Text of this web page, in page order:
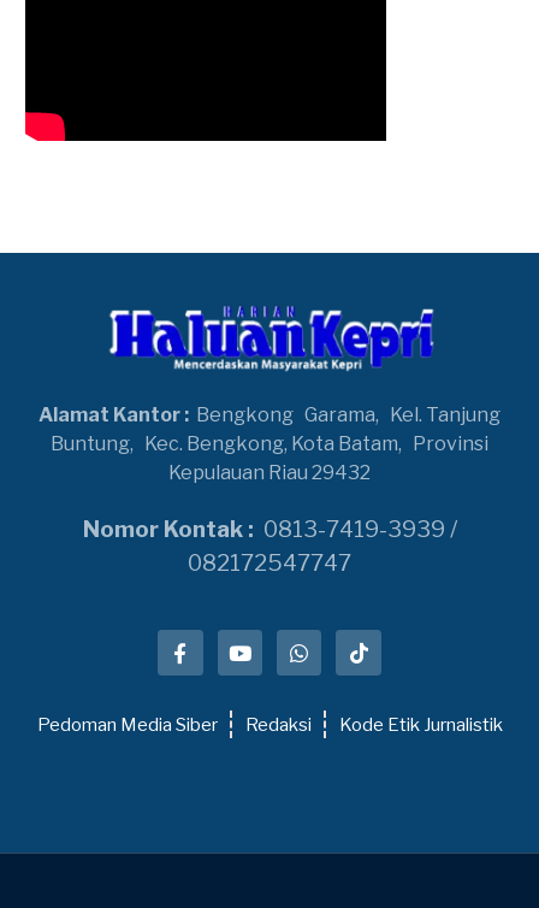
Alamat Kantor : Bengkong Garama,
Kel. Tanjung
Buntung,
Kec. Bengkong, Kota Batam,
Provinsi
Kepulauan Riau 29432
Nomor Kontak : 0813-7419-3939 /
082172547747
Pedoman Media Siber Redaksi Kode Etik Jurnalistik